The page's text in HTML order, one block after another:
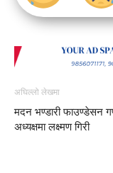
अघिल्लो लेखमा
मदन भण्डारी फाउण्डेसन
अध्यक्षमा लक्ष्मण गिरी